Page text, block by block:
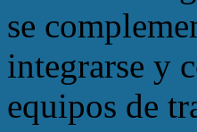
se
integrarse y
equipos de